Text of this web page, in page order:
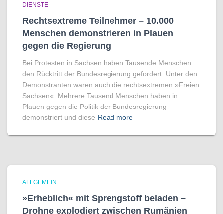
DIENSTE
Rechtsextreme Teilnehmer – 10.000
Menschen demonstrieren in Plauen
gegen die Regierung
Bei Protesten in Sachsen haben Tausende Menschen
den Rücktritt der Bundesregierung gefordert. Unter den
Demonstranten waren auch die rechtsextremen »Freien
Sachsen«. Mehrere Tausend Menschen haben in
Plauen gegen die Politik der Bundesregierung
demonstriert und diese Read more
ALLGEMEIN
»Erheblich« mit Sprengstoff beladen –
Drohne explodiert zwischen Rumänien